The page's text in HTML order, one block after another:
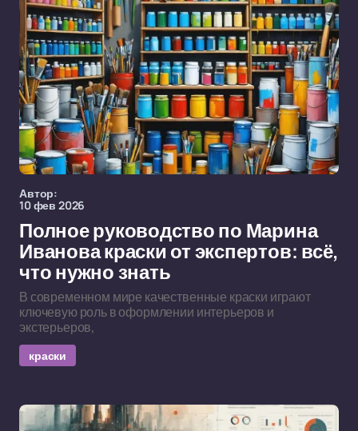
Автор:
10 фев 2026
Полное руководство по Марина
Иванова краски от экспертов: всё,
что нужно знать
В современном мире качественные краски играют
ключевую роль в оформлении интерьеров и
экстерьеров,
краски